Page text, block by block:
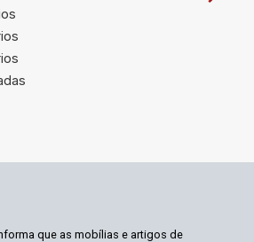
que as mobílias e artigos de